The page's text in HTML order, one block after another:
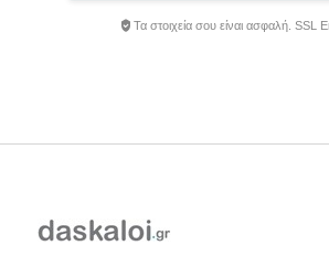
Τα στοιχεία σου είναι ασφαλή. SSL